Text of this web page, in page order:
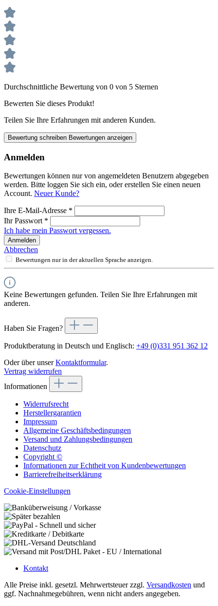
Durchschnittliche Bewertung von 0 von 5 Sternen
Bewerten Sie dieses Produkt!
Teilen Sie Ihre Erfahrungen mit anderen Kunden.
Bewertung schreiben Bewertungen anzeigen
Anmelden
Bewertungen können nur von angemeldeten Benutzern abgegeben
werden. Bitte loggen Sie sich ein, oder erstellen Sie einen neuen
Account. Neuer Kunde?
Ihre E-Mail-Adresse *
Ihr Passwort *
Ich habe mein Passwort vergessen.
Anmelden
Abbrechen
Bewertungen nur in der aktuellen Sprache anzeigen.
Keine Bewertungen gefunden. Teilen Sie Ihre Erfahrungen mit
anderen.
Haben Sie Fragen?
Produktberatung in Deutsch und Englisch: +49 (0)331 951 362 12
Oder über unserKontaktformular.
Vertrag widerrufen
Informationen
Widerrufsrecht
Herstellergarantien
Impressum
Allgemeine Geschäftsbedingungen
Versand und Zahlungsbedingungen
Datenschutz
Copyright ©
Informationen zur Echtheit von Kundenbewertungen
Barrierefreiheitserklärung
Cookie-Einstellungen
Kontakt
Alle Preise inkl. gesetzl. Mehrwertsteuer zzgl. Versandkosten und
ggf. Nachnahmegebühren, wenn nicht anders angegeben.